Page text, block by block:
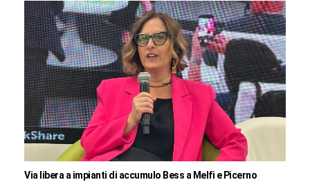
Via libera a impianti di accumulo Bess a Melfi e Picerno